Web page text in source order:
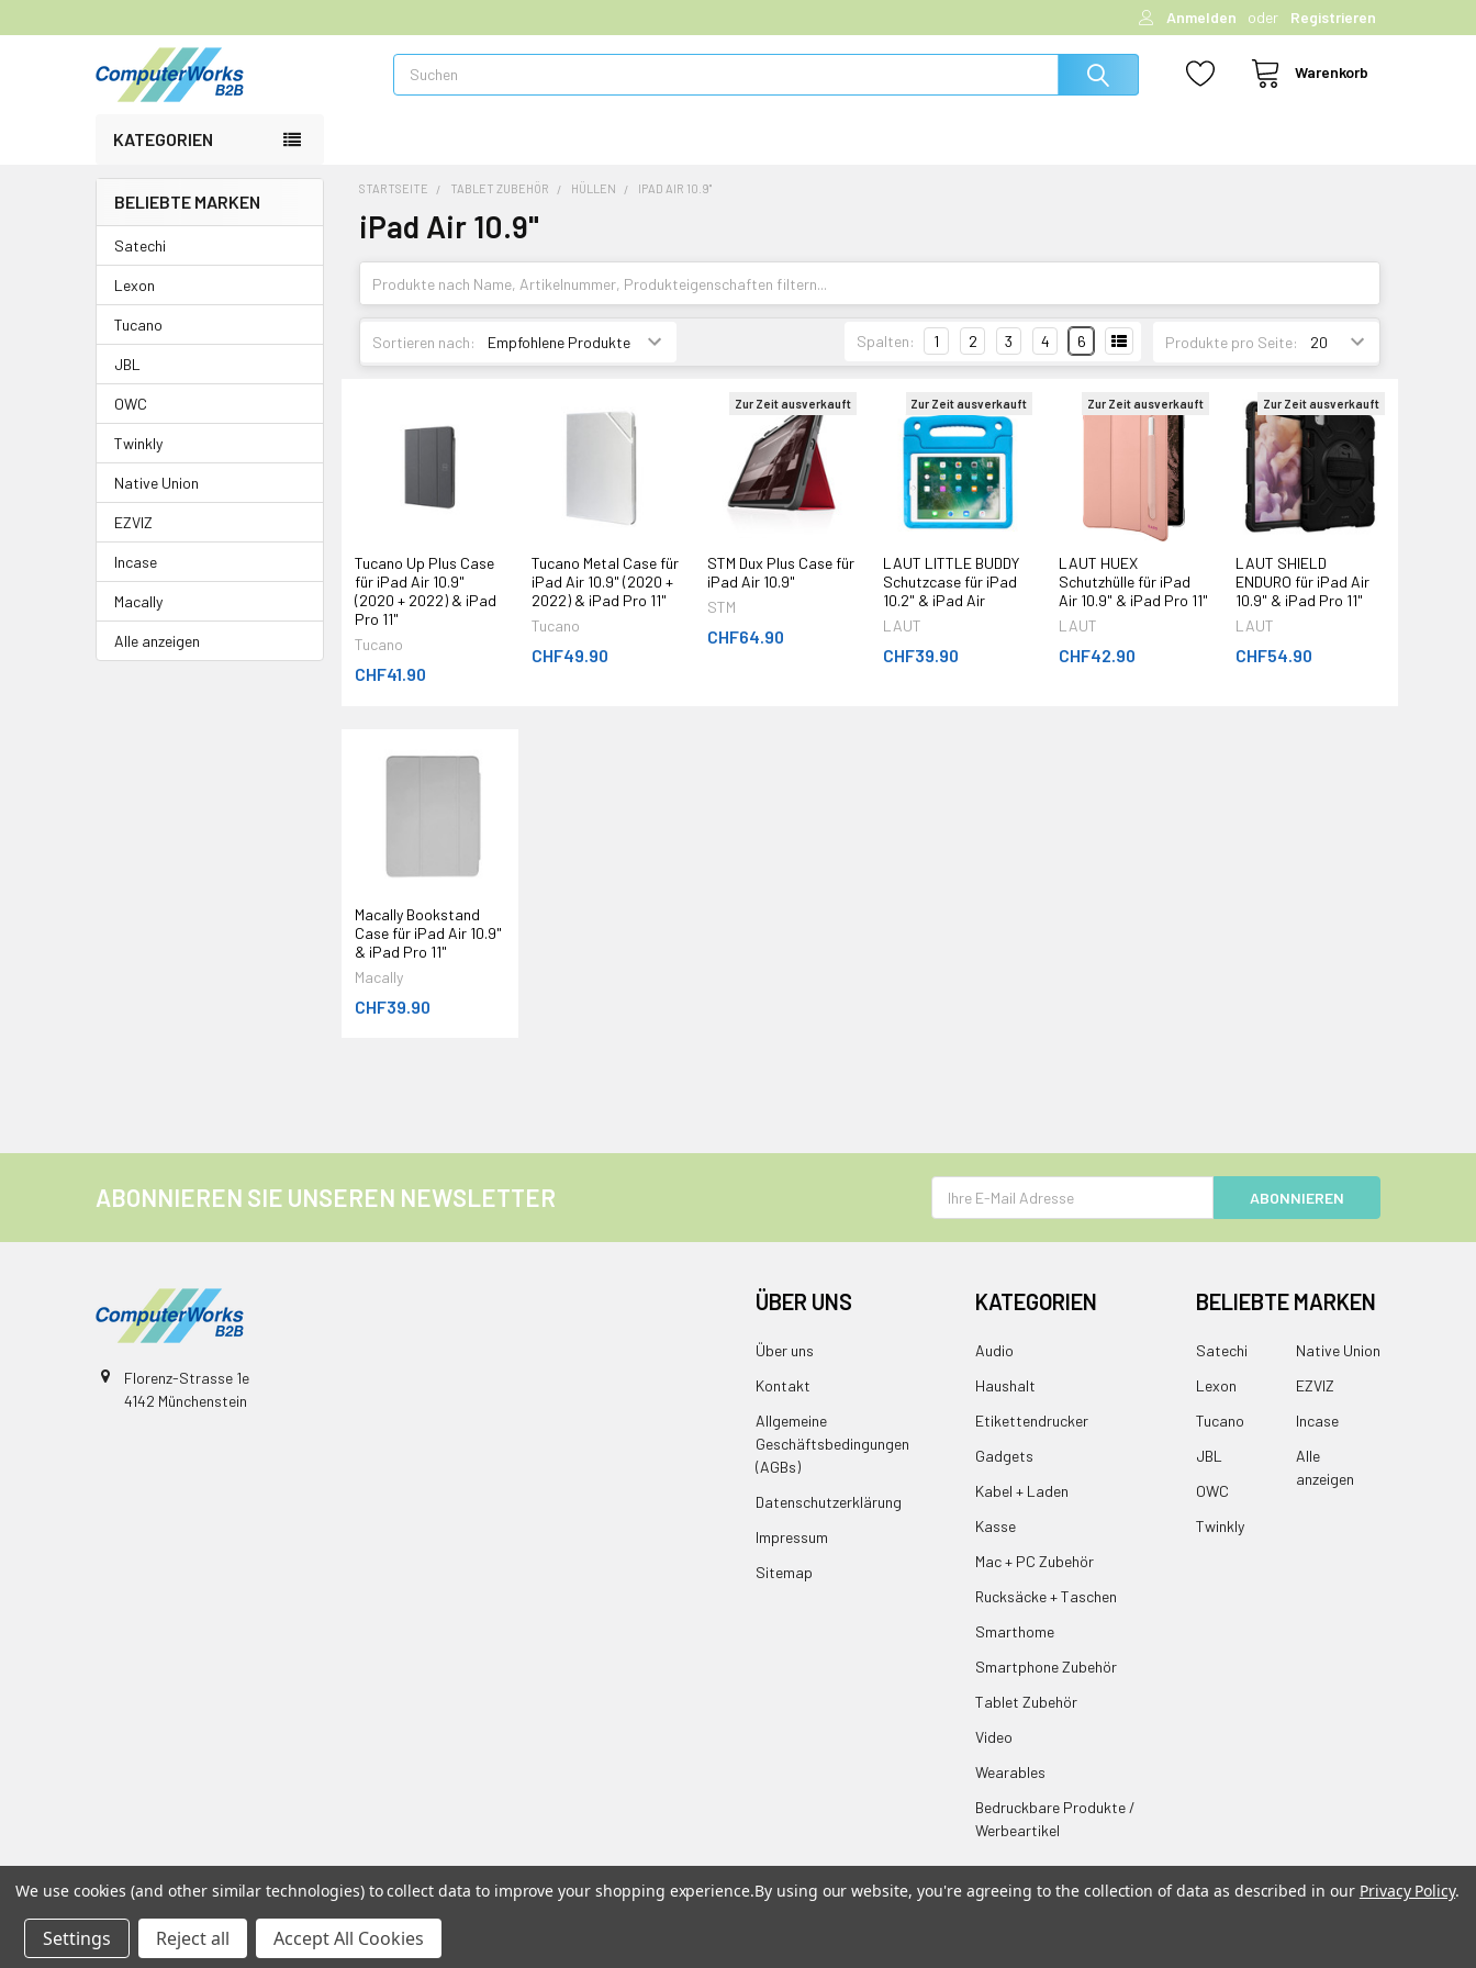
Anmelden oder Registrieren
Warenkorb
Suchen
KATEGORIEN
BELIEBTE MARKEN
Satechi
Lexon
Tucano
JBL
OWC
Twinkly
Native Union
EZVIZ
Incase
Macally
Alle anzeigen
STARTSEITE TABLET ZUBEHÖR HÜLLEN IPAD AIR 10.9"
iPad Air 10.9"
Sortieren nach: Produkte pro Seite:
Spalten: 1 2 3 4 6
Tucano Up Plus Case
für iPad Air 10.9"
(2020 + 2022) & iPad
Pro 11"
Tucano
CHF41.90
Tucano Metal Case für
iPad Air 10.9" (2020 +
2022) & iPad Pro 11"
Tucano
CHF49.90
Zur Zeit ausverkauft
STM Dux Plus Case für
iPad Air 10.9"
STM
CHF64.90
Zur Zeit ausverkauft
LAUT LITTLE BUDDY
Schutzcase für iPad
10.2" & iPad Air
LAUT
CHF39.90
Zur Zeit ausverkauft
LAUT HUEX
Schutzhülle für iPad
Air 10.9" & iPad Pro 11"
LAUT
CHF42.90
Zur Zeit ausverkauft
LAUT SHIELD
ENDURO für iPad Air
10.9" & iPad Pro 11"
LAUT
CHF54.90
Macally Bookstand
Case für iPad Air 10.9"
& iPad Pro 11"
Macally
CHF39.90
ABONNIEREN SIE UNSEREN NEWSLETTER
Florenz-Strasse 1e
4142 Münchenstein
ÜBER UNS
Über uns
Kontakt
Allgemeine
Geschäftsbedingungen
(AGBs)
Datenschutzerklärung
Impressum
Sitemap
KATEGORIEN
Audio
Haushalt
Etikettendrucker
Gadgets
Kabel + Laden
Kasse
Mac + PC Zubehör
Rucksäcke + Taschen
Smarthome
Smartphone Zubehör
Tablet Zubehör
Video
Wearables
Bedruckbare Produkte /
Werbeartikel
BELIEBTE MARKEN
Satechi
Lexon
Tucano
JBL
OWC
Twinkly
Native Union
EZVIZ
Incase
Alle
anzeigen
© ComputerWorks B2B.
We use cookies (and other similar technologies) to collect data to improve your shopping experience.By using our website, you're agreeing to the collection of data as described in our Privacy Policy.
Settings Reject all Accept All Cookies